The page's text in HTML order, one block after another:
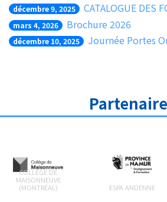
décembre 9, 2025 CATALOGUE DES
mars 4, 2026 Brochure 2026
décembre 10, 2025 Journée Portes
COLLÈGE DE
MAISONNEUVE
(MONTRÉAL)
ESPA ANDENNE